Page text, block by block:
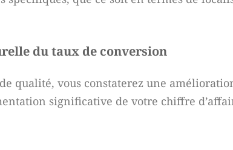
du taux de conversion
qualité, vous constaterez une
significative de votre chiffre